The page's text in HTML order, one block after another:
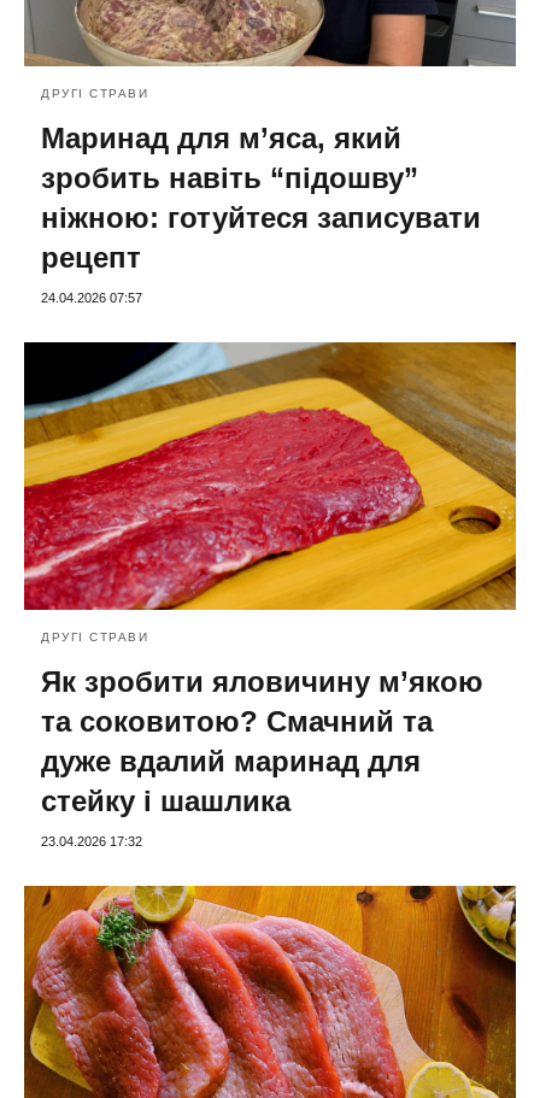
ДРУГІ СТРАВИ
Маринад для м’яса, який
зробить навіть “підошву”
ніжною: готуйтеся записувати
рецепт
24.04.2026 07:57
ДРУГІ СТРАВИ
Як зробити яловичину м’якою
та соковитою? Смачний та
дуже вдалий маринад для
стейку і шашлика
23.04.2026 17:32